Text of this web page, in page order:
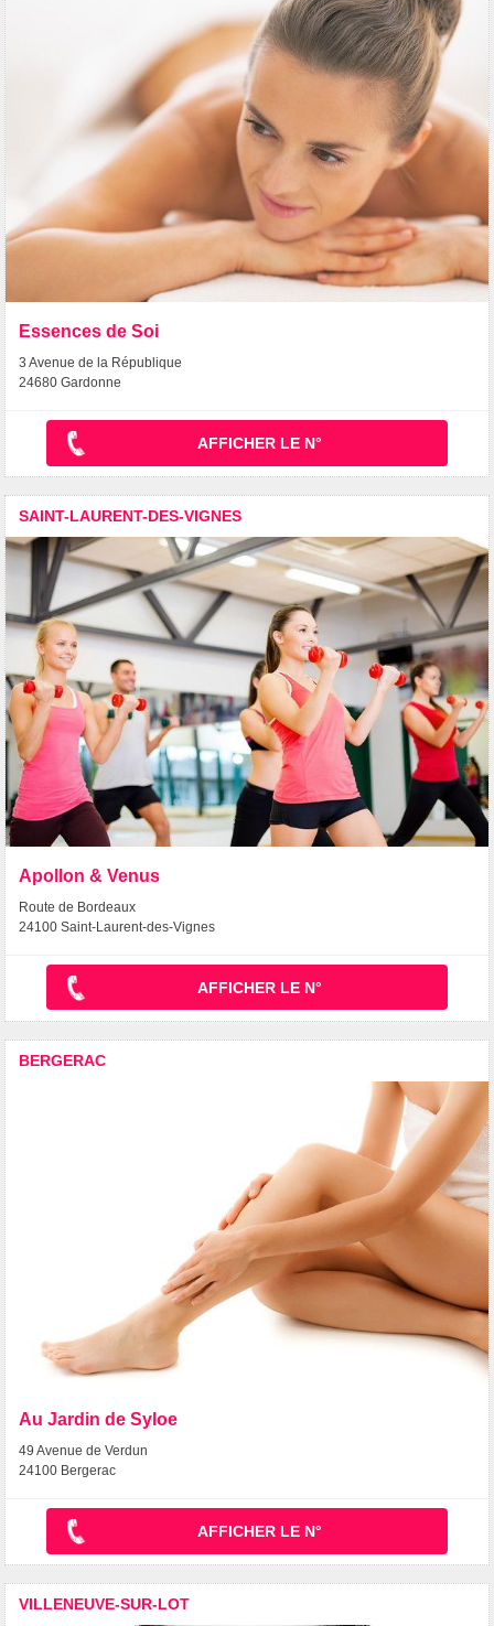
Essences de Soi
3 Avenue de la République
24680 Gardonne
AFFICHER LE N°
SAINT-LAURENT-DES-VIGNES
Apollon & Venus
Route de Bordeaux
24100 Saint-Laurent-des-Vignes
AFFICHER LE N°
BERGERAC
Au Jardin de Syloe
49 Avenue de Verdun
24100 Bergerac
AFFICHER LE N°
VILLENEUVE-SUR-LOT